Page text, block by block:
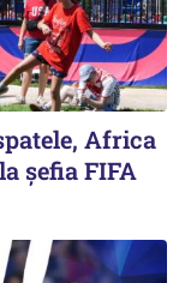
Africa
șefia FIFA